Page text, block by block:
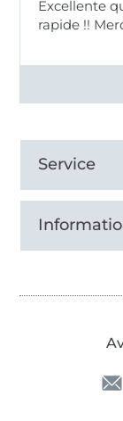
Excellente
rapide !!
Voir tous
Service